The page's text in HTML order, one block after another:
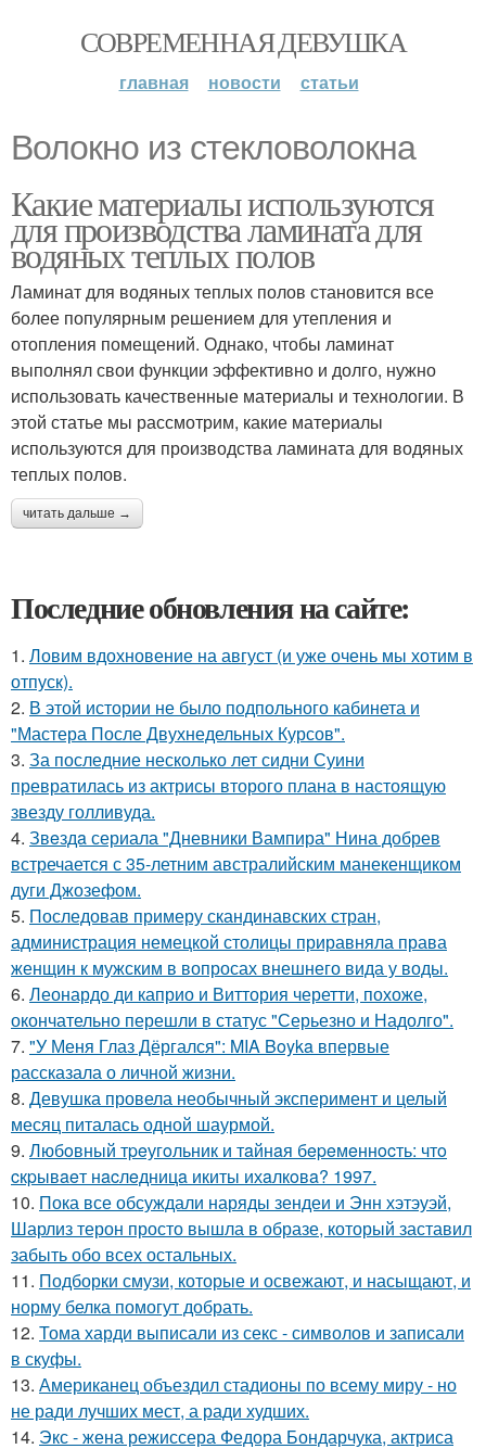
СОВРЕМЕННАЯ ДЕВУШКА
главная новости статьи
Волокно из стекловолокна
Какие материалы используются
для производства ламината для
водяных теплых полов
Ламинат для водяных теплых полов становится все
более популярным решением для утепления и
отопления помещений. Однако, чтобы ламинат
выполнял свои функции эффективно и долго, нужно
использовать качественные материалы и технологии. В
этой статье мы рассмотрим, какие материалы
используются для производства ламината для водяных
теплых полов.
читать дальше →
Последние обновления на сайте:
1. Ловим вдохновение на август (и уже очень мы хотим в
отпуск).
2. В этой истории не было подпольного кабинета и
"Мастера После Двухнедельных Курсов".
3. За последние несколько лет сидни Суини
превратилась из актрисы второго плана в настоящую
звезду голливуда.
4. Звeздa сериала "Дневники Вампира" Нина добрев
встречается с 35-летним австралийским манекенщиком
дуги Джозефом.
5. Последовав примеру скандинавских стран,
администрация немецкой столицы приравняла права
женщин к мужским в вопросах внешнего вида у воды.
6. Леонардо ди каприо и Виттория черетти, похоже,
окончательно перешли в статус "Серьезно и Надолго".
7. "У Меня Глаз Дёргался": MIA Boyka впервые
рассказала о личной жизни.
8. Девушка провела необычный эксперимент и целый
месяц питалась одной шаурмой.
9. Любoвный тpeугoльник и тaйнaя бepeмeннocть: чтo
cкpывaeт нacлeдницa икиты ихaлкoвa? 1997.
10. Пока все обсуждали наряды зендеи и Энн хэтэуэй,
Шарлиз терон просто вышла в образе, который заставил
забыть обо всех остальных.
11. Подборки смузи, которые и освежают, и насыщают, и
норму белка помогут добрать.
12. Тома харди выписали из секс - символов и записали
в скуфы.
13. Американец объездил стадионы по всему миру - но
не ради лучших мест, а ради худших.
14. Экс - жена режиссера Федора Бондарчука, актриса